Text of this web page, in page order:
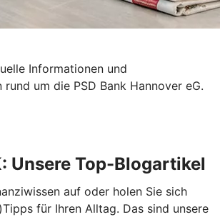
Informationen und
rund um die PSD Bank Hannover eG.
Unsere Top-Blogartikel
auf oder holen Sie sich
für Ihren Alltag. Das sind unsere